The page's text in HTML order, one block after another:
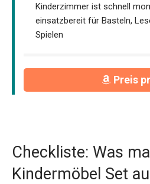
Kinderzimmer ist schnell
einsatzbereit für Basteln,
Spielen
Preis
Checkliste: Was
Kindermöbel Set